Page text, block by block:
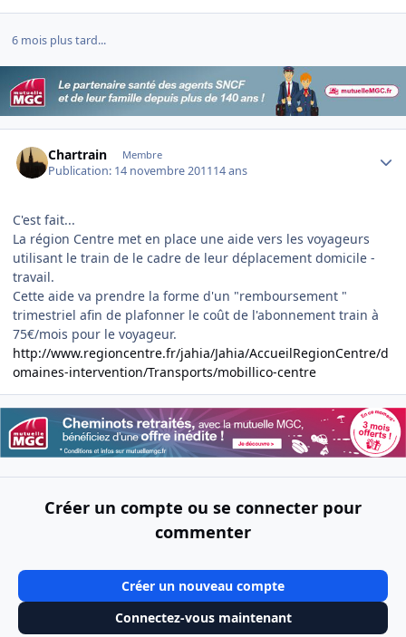
6 mois plus tard...
Chartrain Membre
Publication: 14 novembre 201114 ans
C'est fait...
La région Centre met en place une aide vers les voyageurs
utilisant le train de le cadre de leur déplacement domicile -
travail.
Cette aide va prendre la forme d'un "remboursement "
trimestriel afin de plafonner le coût de l'abonnement train à
75€/mois pour le voyageur.
http://www.regioncentre.fr/jahia/Jahia/AccueilRegionCentre/d
omaines-intervention/Transports/mobillico-centre
Créer un compte ou se connecter pour
commenter
Créer un nouveau compte
Connectez-vous maintenant